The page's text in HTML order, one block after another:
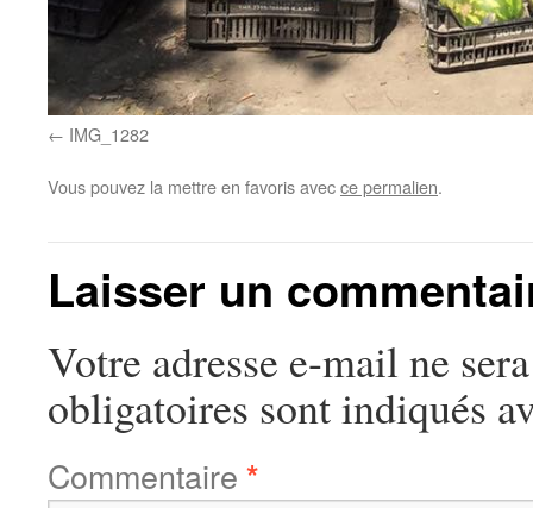
IMG_1282
Vous pouvez la mettre en favoris avecce permalien.
Laisser un
Votre adresse e-mail ne
obligatoires sont indiqués
Commentaire *